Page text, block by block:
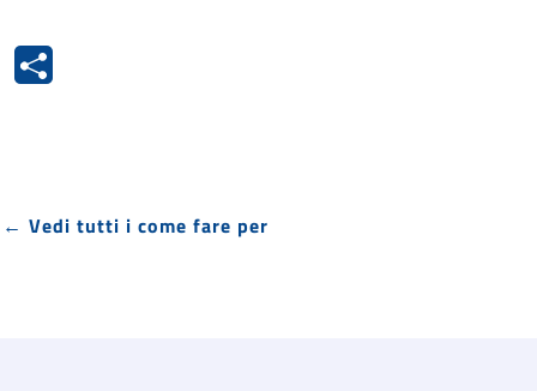
← Vedi tutti i come fare per